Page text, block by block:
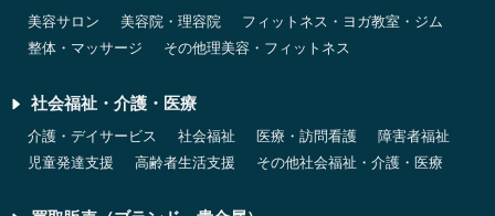
美容サロン 美容院・理容院
フィットネス・ヨガ教室・ジム
整体・マッサージ
その他理美容・フィットネス
社会福祉・介護・医療
介護・デイサービス 社会福祉 医療・訪問看護
障害者福祉
児童発達支援
高齢者生活支援 その他社会福祉・介護・医療